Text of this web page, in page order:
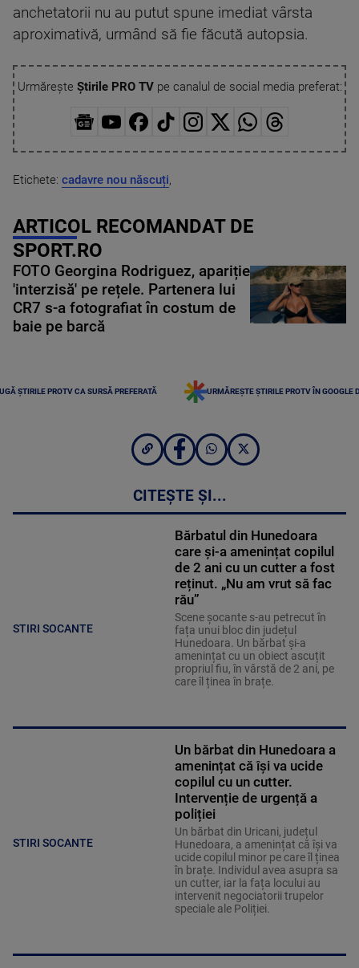
anchetatorii nu au putut spune imediat vârsta
aproximativă, urmând să fie făcută autopsia.
Urmărește Știrile PRO TVpe canalul de social media preferat:
Etichete: cadavre nou născuți,
ARTICOL RECOMANDAT DE
SPORT.RO
FOTO Georgina Rodriguez, apariție
'interzisă' pe rețele. Partenera lui
CR7 s-a fotografiat în costum de
baie pe barcă
ȘTIRILE PROTV CA SURSĂ PREFERATĂ URMĂREȘTE ȘTIRILE PROTV ÎN GOOGLE
CITEȘTE ȘI...
STIRI SOCANTE
Bărbatul din Hunedoara
care și-a amenințat copilul
de 2 ani cu un cutter a fost
reținut. „Nu am vrut să fac
rău”
Scene șocante s-au petrecut în
fața unui bloc din județul
Hunedoara. Un bărbat și-a
amenințat cu un obiect ascuțit
propriul fiu, în vârstă de 2 ani, pe
care îl ținea în brațe.
STIRI SOCANTE
Un bărbat din Hunedoara a
amenințat că își va ucide
copilul cu un cutter.
Intervenție de urgență a
poliției
Un bărbat din Uricani, județul
Hunedoara, a amenințat că își va
ucide copilul minor pe care îl ținea
în brațe. Individul avea asupra sa
un cutter, iar la fața locului au
intervenit negociatorii trupelor
speciale ale Poliției.